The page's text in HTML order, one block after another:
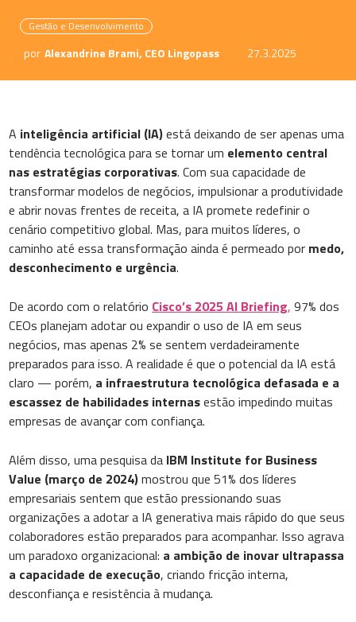
Gestão e Desenvolvimento
por Alexandrine Brami, CEO Lingopass 27.3.2025
A inteligência artificial (IA)está deixando de ser apenas uma
tendência tecnológica para se tornar um elemento central
nas estratégias corporativas. Com sua capacidade de
transformar modelos de negócios, impulsionar a produtividade
e abrir novas frentes de receita, a IA promete redefinir o
cenário competitivo global. Mas, para muitos líderes, o
caminho até essa transformação ainda é permeado por medo,
desconhecimento e urgência.
De acordo com o relatório Cisco’s 2025 AI Briefing, 97% dos
CEOs planejam adotar ou expandir o uso de IA em seus
negócios, mas apenas 2% se sentem verdadeiramente
preparados para isso. A realidade é que o potencial da IA está
claro — porém, a infraestrutura tecnológica defasada e a
escassez de habilidades internasestão impedindo muitas
empresas de avançar com confiança.
Além disso, uma pesquisa da IBM Institute for Business
Value (março de 2024)mostrou que 51% dos líderes
empresariais sentem que estão pressionando suas
organizações a adotar a IA generativa mais rápido do que seus
colaboradores estão preparados para acompanhar. Isso agrava
um paradoxo organizacional: a ambição de inovar ultrapassa
a capacidade de execução, criando fricção interna,
desconfiança e resistência à mudança.